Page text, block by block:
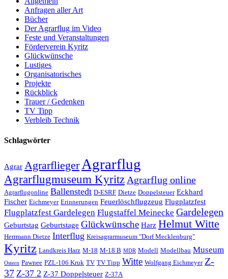
Anfragen aller Art
Bücher
Der Agrarflug im Video
Feste und Veranstaltungen
Förderverein Kyritz
Glückwünsche
Lustiges
Organisatorisches
Projekte
Rückblick
Trauer / Gedenken
TV Tipp
Verbleib Technik
Schlagwörter
Agrar Agrarflieger Agrarflug
Agrarflugmuseum Kyritz Agrarflug online
Agrarflugonline Ballenstedt D-ESRF Dietze Doppelsteuer Eckhard
Fischer Eichmeyer Erinnerungen Feuerlöschflugzeug Flugplatzfest
Flugplatzfest Gardelegen Flugstaffel Meinecke Gardelegen
Geburtstag Geburtstage Glückwünsche Harz Helmut Witte
Herrmann Dietze Interflug Kreisagrarmuseum "Dorf Mecklenburg"
Kyritz Landkreis Harz M-18 M-18 B MDR Modell Modellbau Museum
Ostern Pawnee PZL-106 Kruk TV TV Tipp Witte Wolfgang Eichmeyer Z-
37 Z-37 2 Z-37 Doppelsteuer Z-37A